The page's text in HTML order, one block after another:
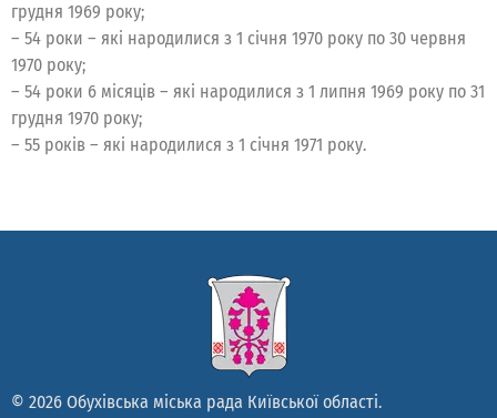
грудня 1969 року;
– 54 роки – які народилися з 1 січня 1970 року по 30 червня
1970 року;
– 54 роки 6 місяців – які народилися з 1 липня 1969 року по 31
грудня 1970 року;
– 55 років – які народилися з 1 січня 1971 року.
© 2026 Обухівська міська рада Київської області.